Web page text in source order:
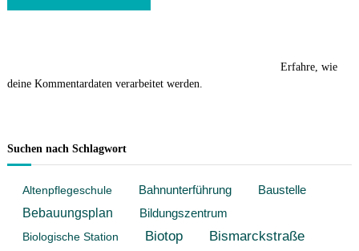
Erfahre, wie
deine Kommentardaten verarbeitet werden.
Suchen nach Schlagwort
Altenpflegeschule Bahnunterführung
Baustelle
Bebauungsplan
Bildungszentrum
Biologische Station
Biotop Bismarckstraße